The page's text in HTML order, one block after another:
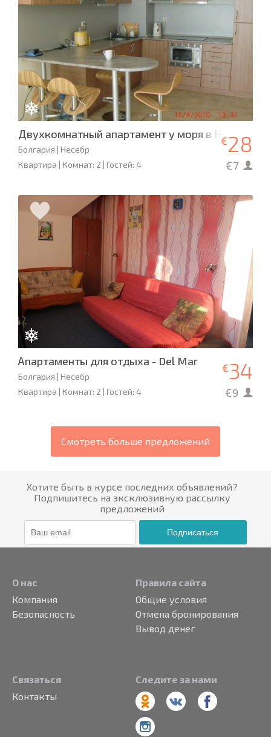
Двухкомнатный апартамент у моря в Несебре
Болгария | Несебр
Квартира | Комнат: 2 | Гостей: 4
€28
€7
Апартаменты для отдыха - Del Mar
Болгария | Несебр
Квартира | Комнат: 2 | Гостей: 4
€34
€9
Смотреть больше предложений
Хотите быть в курсе последних объявлений?
Подпишитесь на эксклюзивную рассылку
предложений
Подписаться
О нас
Компания
Безопасность
Правила сайта
Общие условия
Отмена бронирования
Вывод денег
Связаться
Контакты
Следите за нами